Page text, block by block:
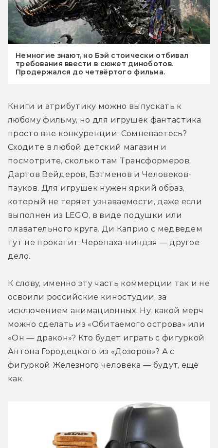
Немногие знают, но Бэй стоически отбивал
требования ввести в сюжет диноботов.
Продержался до четвёртого фильма.
Книги и атрибутику можно выпускать к
любому фильму, но для игрушек фантастика
просто вне конкуренции. Сомневаетесь?
Сходите в любой детский магазин и
посмотрите, сколько там Трансформеров,
Дартов Вейдеров, Бэтменов и Человеков-
пауков. Для игрушек нужен яркий образ,
который не теряет узнаваемости, даже если
выполнен из LEGO, в виде подушки или
плавательного круга. Ди Каприо с медведем
тут не прокатит. Черепаха-ниндзя — другое
дело.
К слову, именно эту часть коммерции так и не
освоили российские киностудии, за
исключением анимационных. Ну, какой мерч
можно сделать из «Обитаемого острова» или
«Он — дракон»? Кто будет играть с фигуркой
Антона Городецкого из «Дозоров»? А с
фигуркой Железного человека — будут, ещё
как.